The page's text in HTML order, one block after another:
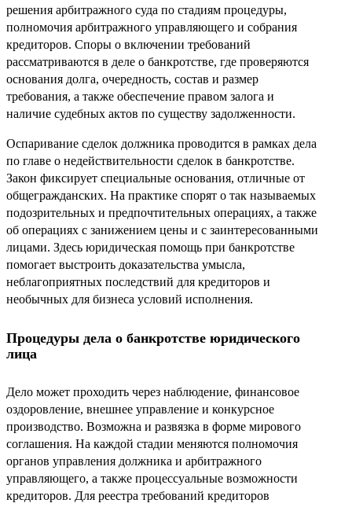
решения арбитражного суда по стадиям процедуры,
полномочия арбитражного управляющего и собрания
кредиторов. Споры о включении требований
рассматриваются в деле о банкротстве, где проверяются
основания долга, очередность, состав и размер
требования, а также обеспечение правом залога и
наличие судебных актов по существу задолженности.
Оспаривание сделок должника проводится в рамках дела
по главе о недействительности сделок в банкротстве.
Закон фиксирует специальные основания, отличные от
общегражданских. На практике спорят о так называемых
подозрительных и предпочтительных операциях, а также
об операциях с занижением цены и с заинтересованными
лицами. Здесь юридическая помощь при банкротстве
помогает выстроить доказательства умысла,
неблагоприятных последствий для кредиторов и
необычных для бизнеса условий исполнения.
Процедуры дела о банкротстве юридического
лица
Дело может проходить через наблюдение, финансовое
оздоровление, внешнее управление и конкурсное
производство. Возможна и развязка в форме мирового
соглашения. На каждой стадии меняются полномочия
органов управления должника и арбитражного
управляющего, а также процессуальные возможности
кредиторов. Для реестра требований кредиторов